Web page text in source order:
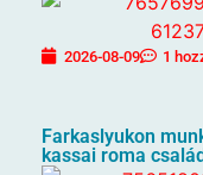
2026-08-09 1
Farkaslyukon
kassai roma